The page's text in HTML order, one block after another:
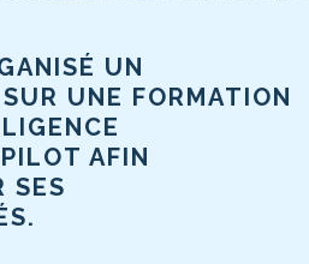
UN
UNE FORMATION
AFIN
SES